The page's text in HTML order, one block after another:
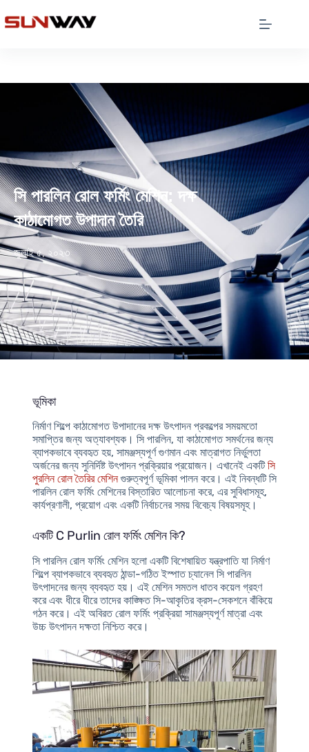
সি পারলিন রোল ফর্মিং মেশিন: দক্ষ
কাঠামোগত উপাদান তৈরি
জুলাই ৫, ২০২৩
ভূমিকা
নির্মাণ শিল্পে কাঠামোগত উপাদানের দক্ষ উৎপাদন প্রকল্পের সময়মতো
সমাপ্তির জন্য অত্যাবশ্যক। সি পারলিন, যা কাঠামোগত সমর্থনের জন্য
ব্যাপকভাবে ব্যবহৃত হয়, সামঞ্জস্যপূর্ণ গুণমান এবং মাত্রাগত নির্ভুলতা
অর্জনের জন্য সুনির্দিষ্ট উৎপাদন প্রক্রিয়ার প্রয়োজন। এখানেই একটিসি
পুরলিন রোল তৈরির মেশিনগুরুত্বপূর্ণ ভূমিকা পালন করে। এই নিবন্ধটি সি
পারলিন রোল ফর্মিং মেশিনের বিস্তারিত আলোচনা করে, এর সুবিধাসমূহ,
কার্যপ্রণালী, প্রয়োগ এবং একটি নির্বাচনের সময় বিবেচ্য বিষয়সমূহ।
একটি C Purlin রোল ফর্মিং মেশিন কি?
সি পারলিন রোল ফর্মিং মেশিন হলো একটি বিশেষায়িত যন্ত্রপাতি যা নির্মাণ
শিল্পে ব্যাপকভাবে ব্যবহৃত ঠান্ডা-গঠিত ইস্পাত চ্যানেল সি পারলিন
উৎপাদনের জন্য ব্যবহৃত হয়। এই মেশিন সমতল ধাতব কয়েল গ্রহণ
করে এবং ধীরে ধীরে তাদের কাঙ্ক্ষিত সি-আকৃতির ক্রস-সেকশনে বাঁকিয়ে
গঠন করে। এই অবিরত রোল ফর্মিং প্রক্রিয়া সামঞ্জস্যপূর্ণ মাত্রা এবং
উচ্চ উৎপাদন দক্ষতা নিশ্চিত করে।